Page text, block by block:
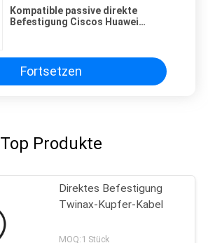
Kompatible passive direkte
Befestigung Ciscos Huawei
Fortsetzen
Top Produkte
Direktes Befestigung
Twinax-Kupfer-Kabel
MOQ:1 Stück